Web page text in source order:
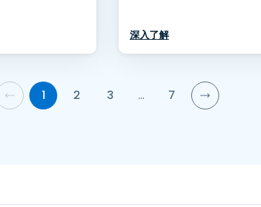
深入了解
1 2 3 … 7